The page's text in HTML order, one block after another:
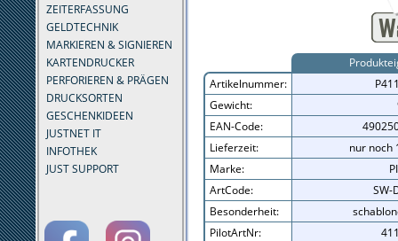
ZEITERFASSUNG
GELDTECHNIK
MARKIEREN & SIGNIEREN
KARTENDRUCKER
PERFORIEREN & PRÄGEN
DRUCKSORTEN
GESCHENKIDEEN
JUSTNET IT
INFOTHEK
JUST SUPPORT
Artikelnummer:
Gewicht:
EAN-Code:
Lieferzeit:
nur noch
Marke:
ArtCode:
SW-
Besonderheit:
PilotArtNr: